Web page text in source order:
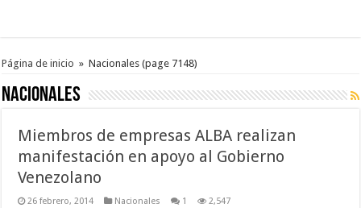
Página de inicio » Nacionales (page 7148)
Nacionales
Miembros de empresas ALBA realizan
manifestación en apoyo al Gobierno
Venezolano
26 febrero, 2014 Nacionales 1 2,547